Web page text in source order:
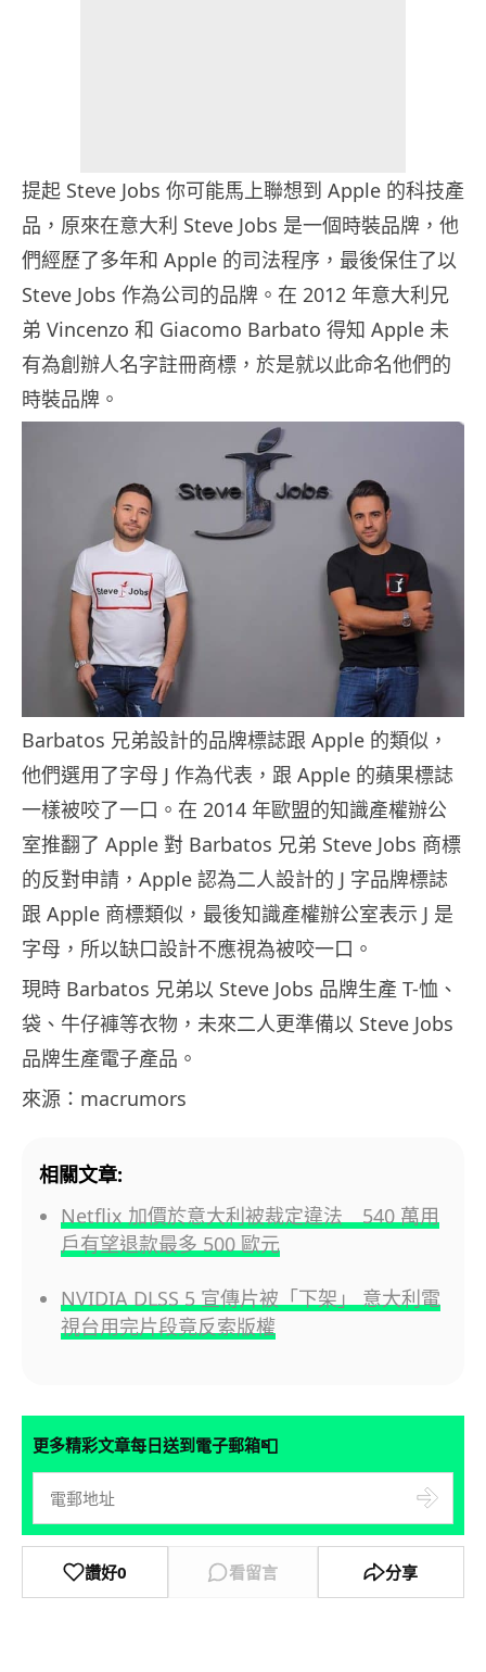
提起 Steve Jobs 你可能馬上聯想到 Apple 的科技產
品，原來在意大利 Steve Jobs 是一個時裝品牌，他
們經歷了多年和 Apple 的司法程序，最後保住了以
Steve Jobs 作為公司的品牌。在 2012 年意大利兄
弟 Vincenzo 和 Giacomo Barbato 得知 Apple 未
有為創辦人名字註冊商標，於是就以此命名他們的
時裝品牌。
Barbatos 兄弟設計的品牌標誌跟 Apple 的類似，
他們選用了字母 J 作為代表，跟 Apple 的蘋果標誌
一樣被咬了一口。在 2014 年歐盟的知識產權辦公
室推翻了 Apple 對 Barbatos 兄弟 Steve Jobs 商標
的反對申請，Apple 認為二人設計的 J 字品牌標誌
跟 Apple 商標類似，最後知識產權辦公室表示 J 是
字母，所以缺口設計不應視為被咬一口。
現時 Barbatos 兄弟以 Steve Jobs 品牌生產 T-恤、
袋、牛仔褲等衣物，未來二人更準備以 Steve Jobs
品牌生產電子產品。
來源：macrumors
相關文章:
Netflix 加價於意大利被裁定違法 540 萬用
戶有望退款最多 500 歐元
NVIDIA DLSS 5 宣傳片被「下架」 意大利電
視台用完片段竟反索版權
更多精彩文章每日送到電子郵箱📮
讚好0 看留言 分享